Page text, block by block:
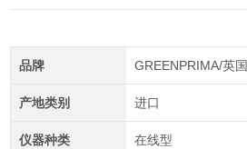
品牌 GREENPRIMA/英国
产地类别 进口
仪器种类 在线型